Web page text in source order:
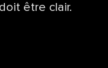
être clair.